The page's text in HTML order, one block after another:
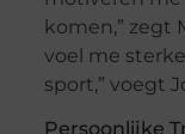
komen,” zegt
voel me
sport,” voegt
Persoonlijke